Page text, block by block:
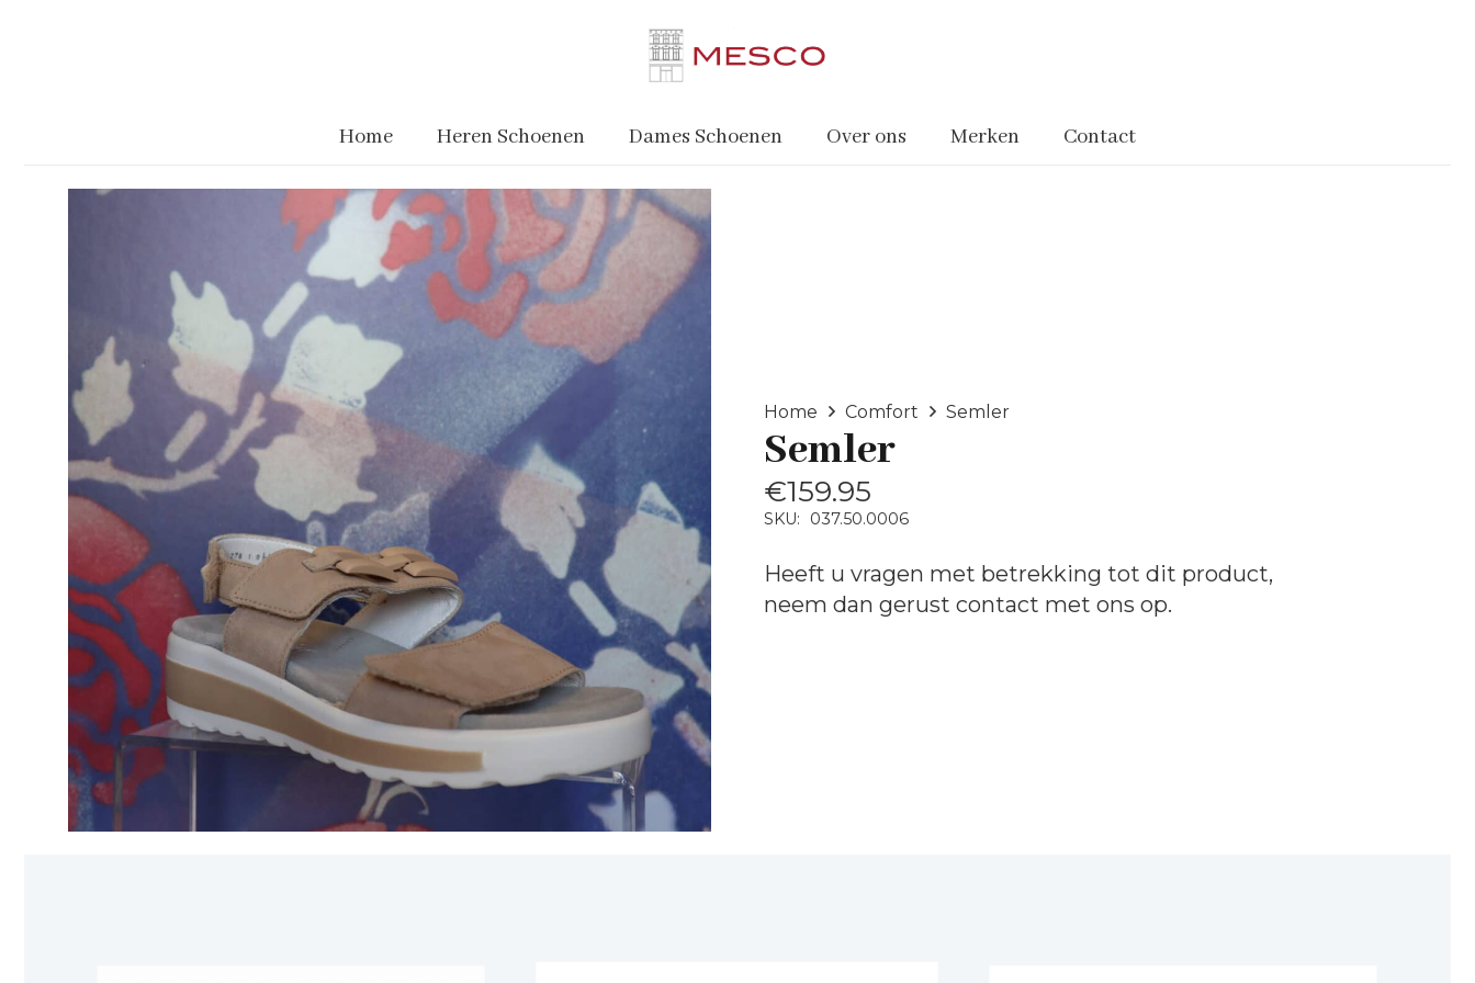
Home Heren Schoenen Dames Schoenen Over ons Merken Contact
Home Comfort Semler
Semler
€159.95
SKU: 037.50.0006
Heeft u vragen met betrekking tot dit product,
neem dan gerust contact met ons op.